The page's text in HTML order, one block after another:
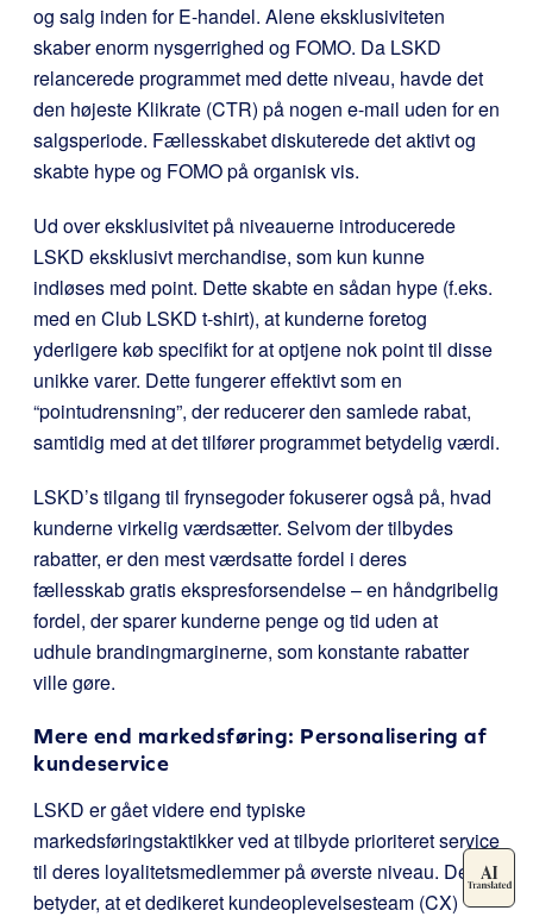
og salg inden for E-handel. Alene eksklusiviteten
skaber enorm nysgerrighed og FOMO. Da LSKD
relancerede programmet med dette niveau, havde det
den højeste Klikrate (CTR) på nogen e-mail uden for en
salgsperiode. Fællesskabet diskuterede det aktivt og
skabte hype og FOMO på organisk vis.
Ud over eksklusivitet på niveauerne introducerede
LSKD eksklusivt merchandise, som kun kunne
indløses med point. Dette skabte en sådan hype (f.eks.
med en Club LSKD t-shirt), at kunderne foretog
yderligere køb specifikt for at optjene nok point til disse
unikke varer. Dette fungerer effektivt som en
“pointudrensning”, der reducerer den samlede rabat,
samtidig med at det tilfører programmet betydelig værdi.
LSKD’s tilgang til frynsegoder fokuserer også på, hvad
kunderne virkelig værdsætter. Selvom der tilbydes
rabatter, er den mest værdsatte fordel i deres
fællesskab gratis ekspresforsendelse – en håndgribelig
fordel, der sparer kunderne penge og tid uden at
udhule brandingmarginerne, som konstante rabatter
ville gøre.
Mere end markedsføring: Personalisering af
kundeservice
LSKD er gået videre end typiske
markedsføringstaktikker ved at tilbyde prioriteret service
til deres loyalitetsmedlemmer på øverste niveau. Det
betyder, at et dedikeret kundeoplevelsesteam (CX)